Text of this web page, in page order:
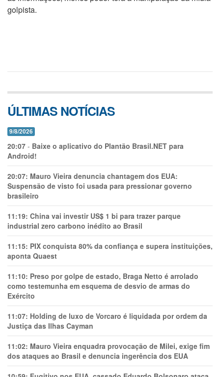
golpista.
ÚLTIMAS NOTÍCIAS
9/8/2026
20:07 - Baixe o aplicativo do Plantão Brasil.NET para
Android!
20:07: Mauro Vieira denuncia chantagem dos EUA:
Suspensão de visto foi usada para pressionar governo
brasileiro
11:19: China vai investir US$ 1 bi para trazer parque
industrial zero carbono inédito ao Brasil
11:15: PIX conquista 80% da confiança e supera instituições,
aponta Quaest
11:10: Preso por golpe de estado, Braga Netto é arrolado
como testemunha em esquema de desvio de armas do
Exército
11:07: Holding de luxo de Vorcaro é liquidada por ordem da
Justiça das Ilhas Cayman
11:02: Mauro Vieira enquadra provocação de Milei, exige fim
dos ataques ao Brasil e denuncia ingerência dos EUA